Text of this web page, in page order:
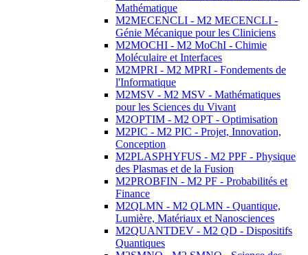
Mathématique
M2MECENCLI - M2 MECENCLI -
Génie Mécanique pour les Cliniciens
M2MOCHI - M2 MoChI - Chimie
Moléculaire et Interfaces
M2MPRI - M2 MPRI - Fondements de
l'Informatique
M2MSV - M2 MSV - Mathématiques
pour les Sciences du Vivant
M2OPTIM - M2 OPT - Optimisation
M2PIC - M2 PIC - Projet, Innovation,
Conception
M2PLASPHYFUS - M2 PPF - Physique
des Plasmas et de la Fusion
M2PROBFIN - M2 PF - Probabilités et
Finance
M2QLMN - M2 QLMN - Quantique,
Lumière, Matériaux et Nanosciences
M2QUANTDEV - M2 QD - Dispositifs
Quantiques